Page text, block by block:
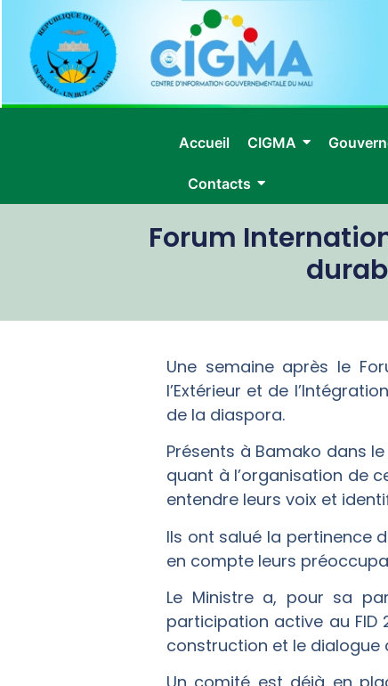
Accueil CIGMA
Contacts
Forum
Une semaine après le
l’Extérieur et de
de la diaspora.
Présents à Bamako dans
quant à l’organisation de
entendre leurs voix et
Ils ont salué la pertinence
en compte leurs
Le Ministre a, pour sa
participation active au
construction et le dialogue